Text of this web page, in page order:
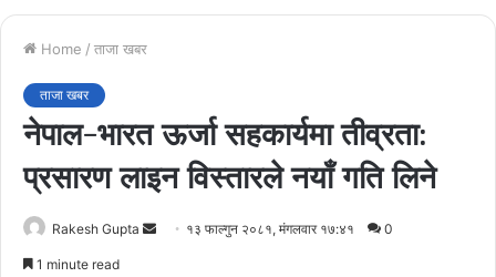
Home / ताजा खबर
ताजा खबर
नेपाल-भारत ऊर्जा सहकार्यमा तीव्रता:
प्रसारण लाइन विस्तारले नयाँ गति लिने
Rakesh Gupta
Send १३ फाल्गुन २०८१, मंगलवार १७:४१ 0
1 minute read